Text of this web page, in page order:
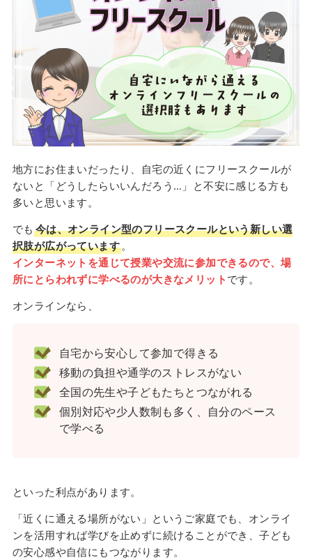
地方にお住まいだったり、自宅の近くにフリースクールが
ないと「どうしたらいいんだろう…」と不安に感じる方も
多いと思います。
でも 今は、オンライン型のフリースクールという新しい選
択肢が広がっています。
インターネットを通じて授業や交流に参加できるので、場
所にとらわれずに学べるのが大きなメリット です。
オンラインなら、
自宅から安心して参加で得きる
移動の負担や通学のストレスがない
全国の先生や子どもたちとつながれる
個別対応や少人数制も多く、自分のペース
で学べる
といった利点があります。
「近くに通える場所がない」というご家庭でも、オンライ
ンを活用すれば学びを止めずに続けることができ、子ども
の安心感や自信にもつながります。